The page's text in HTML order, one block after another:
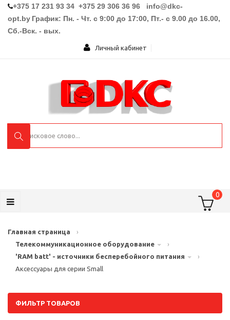
+375 17 231 93 34 +375 29 306 36 96 info@dkc-
opt.by График: Пн. - Чт. с 9:00 до 17:00, Пт.- с 9.00 до 16.00,
Сб.-Вск. - вых.
Личный кабинет
0
Главная страница
›
Телекоммуникационное оборудование
›
'RAM batt' - источники бесперебойного питания
›
Аксессуары для серии Small
ФИЛЬТР ТОВАРОВ